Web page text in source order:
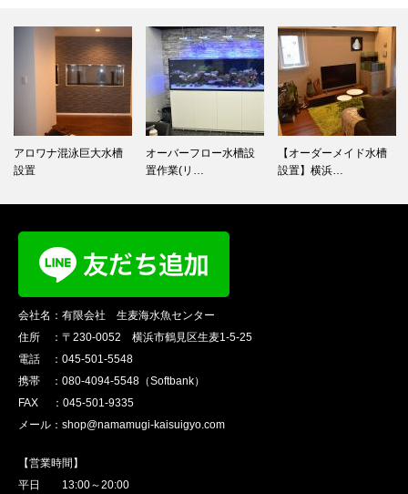
アロワナ混泳巨大水槽
設置
オーバーフロー水槽設
置作業(リ…
【オーダーメイド水槽
設置】横浜…
会社名：有限会社 生麦海水魚センター
住所 ：〒230-0052 横浜市鶴見区生麦1-5-25
電話 ：045-501-5548
携帯 ：080-4094-5548（Softbank）
FAX ：045-501-9335
メール：shop@namamugi-kaisuigyo.com
【営業時間】
平日 13:00～20:00